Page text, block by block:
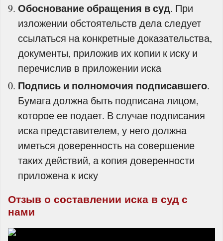
Обоснование обращения в суд. При
изложении обстоятельств дела следует
ссылаться на конкретные доказательства,
документы, приложив их копии к иску и
перечислив в приложении иска
Подпись и полномочия подписавшего.
Бумага должна быть подписана лицом,
которое ее подает. В случае подписания
иска представителем, у него должна
иметься доверенность на совершение
таких действий, а копия доверенности
приложена к иску
Отзыв о составлении иска в суд с
нами